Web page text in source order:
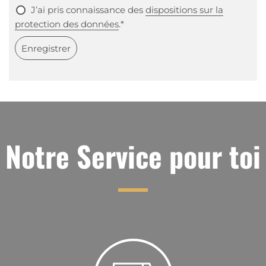
J’ai pris connaissance des dispositions sur la
protection des données.*
Enregistrer
Notre Service pour toi